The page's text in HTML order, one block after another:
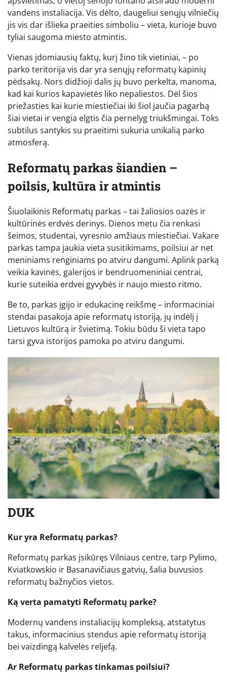
vandens instaliacija. Vis dėlto, daugeliui senųjų vilniečių
jis vis dar išlieka praeities simboliu – vieta, kurioje buvo
tyliai saugoma miesto atmintis.
Vienas įdomiausių faktų, kurį žino tik vietiniai, – po
parko teritorija vis dar yra senųjų reformatų kapinių
pėdsakų. Nors didžioji dalis jų buvo perkelta, manoma,
kad kai kurios kapavietės liko nepaliestos. Dėl šios
priežasties kai kurie miestiečiai iki šiol jaučia pagarbą
šiai vietai ir vengia elgtis čia pernelyg triukšmingai. Toks
subtilus santykis su praeitimi sukuria unikalią parko
atmosferą.
Reformatų parkas šiandien –
poilsis, kultūra ir atmintis
Šiuolaikinis Reformatų parkas – tai žaliosios oazės ir
kultūrinės erdvės derinys. Dienos metu čia renkasi
šeimos, studentai, vyresnio amžiaus miestiečiai. Vakare
parkas tampa jaukia vieta susitikimams, poilsiui ar net
meniniams renginiams po atviru dangumi. Aplink parką
veikia kavinės, galerijos ir bendruomeniniai centrai,
kurie suteikia erdvei gyvybės ir naujo miesto ritmo.
Be to, parkas įgijo ir edukacinę reikšmę – informaciniai
stendai pasakoja apie reformatų istoriją, jų indėlį į
Lietuvos kultūrą ir švietimą. Tokiu būdu ši vieta tapo
tarsi gyva istorijos pamoka po atviru dangumi.
DUK
Kur yra Reformatų parkas?
Reformatų parkas įsikūręs Vilniaus centre, tarp Pylimo,
Kviatkowskio ir Basanavičiaus gatvių, šalia buvusios
reformatų bažnyčios vietos.
Ką verta pamatyti Reformatų parke?
Modernų vandens instaliacijų kompleksą, atstatytus
takus, informacinius stendus apie reformatų istoriją
bei vaizdingą kalvelės reljefą.
Ar Reformatų parkas tinkamas poilsiui?